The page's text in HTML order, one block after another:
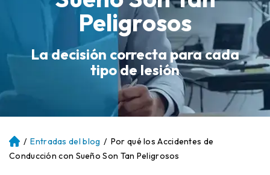
Peligrosos
La decisión correcta para cada
tipo de lesión
Ini
ci
/ Entradas del blog / Por qué los Accidentes de
Conducción con Sueño Son Tan Peligrosos